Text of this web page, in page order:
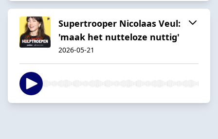
Supertrooper Nicolaas Veul:
'maak het nutteloze nuttig'
2026-05-21